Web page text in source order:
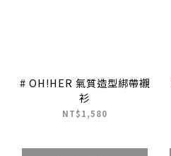
# OH!HER 氣質造型綁帶襯
衫
NT$1,580